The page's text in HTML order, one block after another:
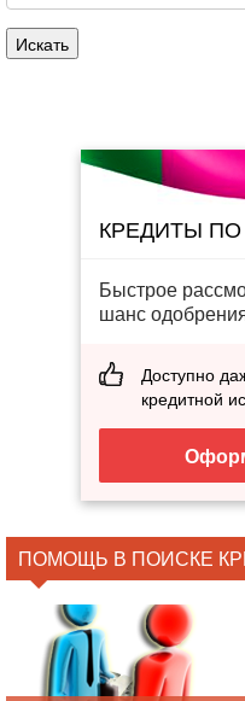
КРЕДИТЫ
Быстрое
шанс
Доступно
кредитной
ПОМОЩЬ В ПОИСКЕ